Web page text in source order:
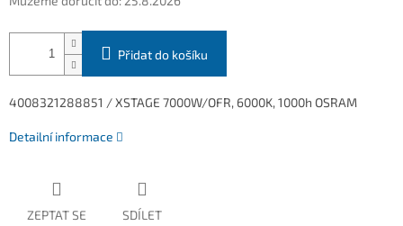
Přidat do košíku
4008321288851 / XSTAGE 7000W/OFR, 6000K, 1000h OSRAM
Detailní informace
ZEPTAT SE SDÍLET